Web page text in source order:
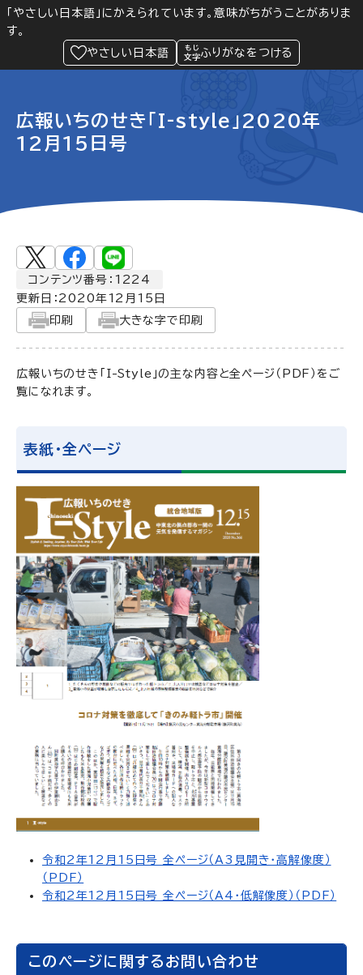
「やさしい日本語」にかえられています。意味がちがうことがありま
す。
やさしい日本語
ふりがなをつける
Language 閲覧支援
緊急情報
広報いちのせき「I-style」2020年
12月15日号
コンテンツ番号：1224
更新日： 2020年12月15日
印刷
大きな字で印刷
広報いちのせき「I-Style」の主な内容と全ページ（PDF）をご
覧になれます。
表紙・全ページ
令和2年12月15日号 全ページ（A3見開き・高解像度）
（PDF）
令和2年12月15日号 全ページ（A4・低解像度）（PDF）
このページに関するお問い合わせ